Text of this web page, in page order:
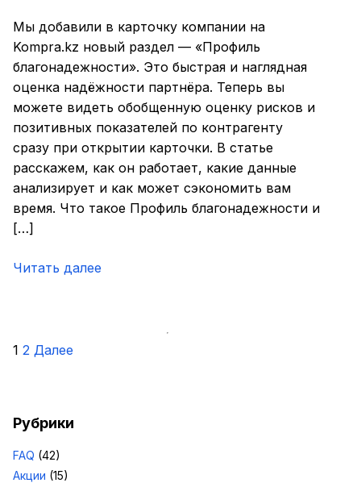
Мы добавили в карточку компании на
Kompra.kz новый раздел — «Профиль
благонадежности». Это быстрая и наглядная
оценка надёжности партнёра. Теперь вы
можете видеть обобщенную оценку рисков и
позитивных показателей по контрагенту
сразу при открытии карточки. В статье
расскажем, как он работает, какие данные
анализирует и как может сэкономить вам
время. Что такое Профиль благонадежности и
[…]
Читать далее
Пагинация
1 2 Далее
Рубрики
FAQ (42)
Акции (15)